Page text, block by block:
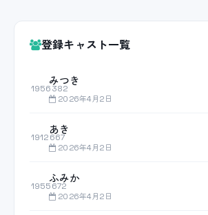
登録キャスト一覧
1956382
みつき
2026年4月2日
1912667
あき
2026年4月2日
1955672
ふみか
2026年4月2日